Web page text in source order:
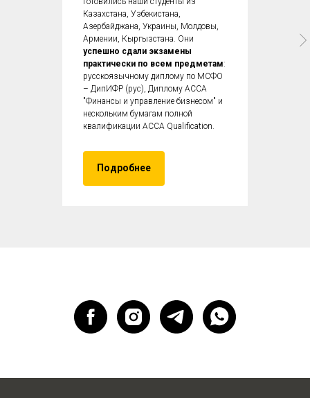
Казахстана, Узбекистана,
Азербайджана, Украины, Молдовы,
Армении, Кыргызстана. Они
успешно сдали экзамены
практически по всем предметам:
русскоязычному диплому по МСФО
– ДипИФР (рус), Диплому ACCA
"Финансы и управление бизнесом" и
нескольким бумагам полной
квалификации ACCA Qualification.
Подробнее